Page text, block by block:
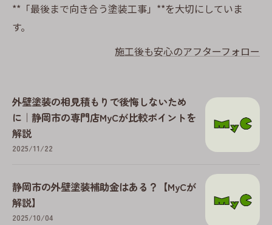
**「最後まで向き合う塗装工事」**を大切にしていま
す。
施工後も安心のアフターフォロー
外壁塗装の相見積もりで後悔しないため
に｜静岡市の専門店MyCが比較ポイントを
解説
2025/11/22
静岡市の外壁塗装補助金はある？【MyCが
解説】
2025/10/04